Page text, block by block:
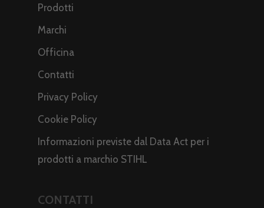
Prodotti
Marchi
Officina
Contatti
Privacy Policy
Cookie Policy
Informazioni previste dal Data Act per i
prodotti a marchio STIHL
CONTATTI